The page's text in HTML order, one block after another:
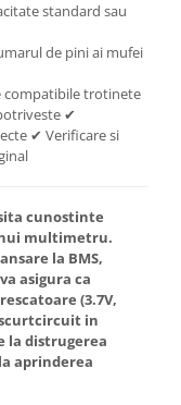
standard sau
de pini ai mufei
compatibile trotinete
✔
✔ Verificare si
cunostinte
multimetru.
la BMS,
asigura ca
(3.7V,
in
la distrugerea
aprinderea